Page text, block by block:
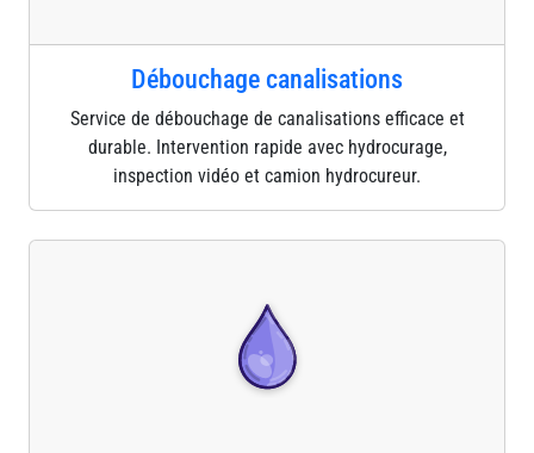
Débouchage canalisations
Service de débouchage de canalisations efficace et
durable. Intervention rapide avec hydrocurage,
inspection vidéo et camion hydrocureur.